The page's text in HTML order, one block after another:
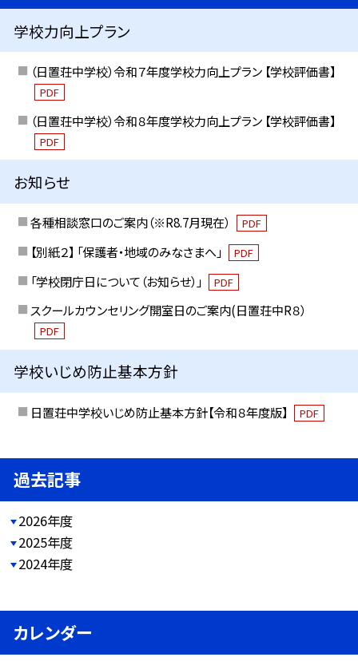
学校力向上プラン
（日置荘中学校）令和７年度学校力向上プラン 【学校評価書】
PDF
（日置荘中学校）令和８年度学校力向上プラン 【学校評価書】
PDF
お知らせ
各種相談窓口のご案内（※R8.7月現在） PDF
【別紙２】 「保護者・地域のみなさまへ」 PDF
「学校閉庁日について（お知らせ）」 PDF
スクールカウンセリング開室日のご案内(日置荘中R８）
PDF
学校いじめ防止基本方針
日置荘中学校いじめ防止基本方針【令和８年度版】 PDF
過去記事
2026年度
2025年度
2024年度
カレンダー